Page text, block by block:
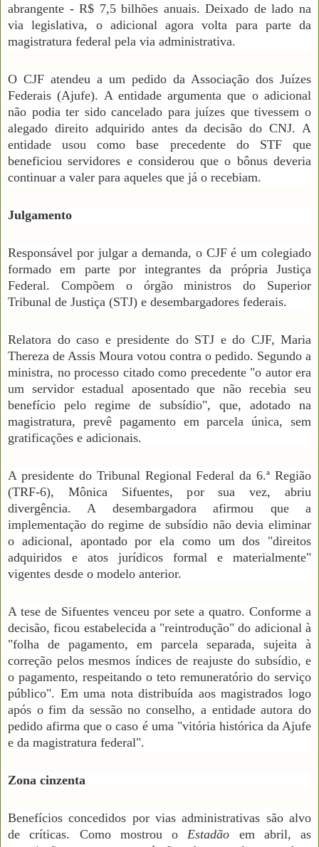
abrangente - R$ 7,5 bilhões anuais. Deixado de lado na
via legislativa, o adicional agora volta para parte da
magistratura federal pela via administrativa.
O CJF atendeu a um pedido da Associação dos Juízes
Federais (Ajufe). A entidade argumenta que o adicional
não podia ter sido cancelado para juízes que tivessem o
alegado direito adquirido antes da decisão do CNJ. A
entidade usou como base precedente do STF que
beneficiou servidores e considerou que o bônus deveria
continuar a valer para aqueles que já o recebiam.
Julgamento
Responsável por julgar a demanda, o CJF é um colegiado
formado em parte por integrantes da própria Justiça
Federal. Compõem o órgão ministros do Superior
Tribunal de Justiça (STJ) e desembargadores federais.
Relatora do caso e presidente do STJ e do CJF, Maria
Thereza de Assis Moura votou contra o pedido. Segundo a
ministra, no processo citado como precedente "o autor era
um servidor estadual aposentado que não recebia seu
benefício pelo regime de subsídio", que, adotado na
magistratura, prevê pagamento em parcela única, sem
gratificações e adicionais.
A presidente do Tribunal Regional Federal da 6.ª Região
(TRF-6), Mônica Sifuentes, por sua vez, abriu
divergência. A desembargadora afirmou que a
implementação do regime de subsídio não devia eliminar
o adicional, apontado por ela como um dos "direitos
adquiridos e atos jurídicos formal e materialmente"
vigentes desde o modelo anterior.
A tese de Sifuentes venceu por sete a quatro. Conforme a
decisão, ficou estabelecida a "reintrodução" do adicional à
"folha de pagamento, em parcela separada, sujeita à
correção pelos mesmos índices de reajuste do subsídio, e
o pagamento, respeitando o teto remuneratório do serviço
público". Em uma nota distribuída aos magistrados logo
após o fim da sessão no conselho, a entidade autora do
pedido afirma que o caso é uma "vitória histórica da Ajufe
e da magistratura federal".
Zona cinzenta
Benefícios concedidos por vias administrativas são alvo
de críticas. Como mostrou o Estadão em abril, as